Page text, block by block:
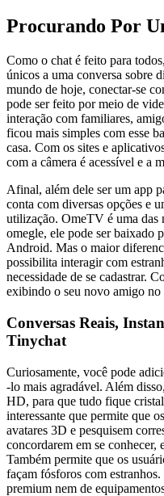
Procurando Por
Como o chat é feito para
únicos a uma conversa sobre
mundo de hoje, conectar-se
pode ser feito por meio de
interação com familiares,
ficou mais simples com esse
casa. Com os sites e
com a câmera é acessível e a
Afinal, além dele ser um app
conta com diversas opções e
utilização. OmeTV é uma das
omegle, ele pode ser baixado
Android. Mas o maior
possibilita interagir com
necessidade de se cadastrar.
exibindo o seu novo amigo no
Conversas Reais,
Tinychat
Curiosamente, você pode
-lo mais agradável. Além
HD, para que tudo fique
interessante que permite que
avatares 3D e pesquisem
concordarem em se conhecer,
Também permite que os
façam fósforos com
premium nem de